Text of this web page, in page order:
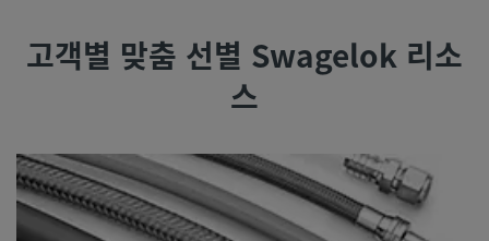
고객별 맞춤 선별 Swagelok 리소
스